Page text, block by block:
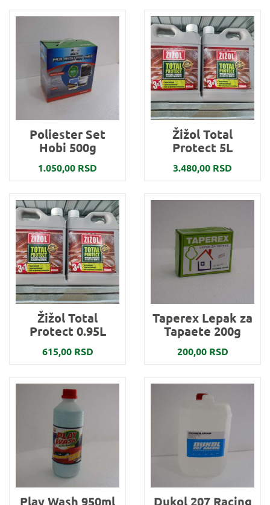
Poliester Set
Hobi 500g
1.050,00 RSD
Žižol Total
Protect 5L
3.480,00 RSD
Žižol Total
Protect 0.95L
615,00 RSD
Taperex Lepak za
Tapaete 200g
200,00 RSD
Play Wash 950ml
Dukol 207 Racing